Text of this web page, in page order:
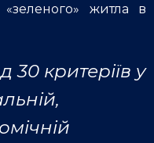
житла в
30 критеріїв у